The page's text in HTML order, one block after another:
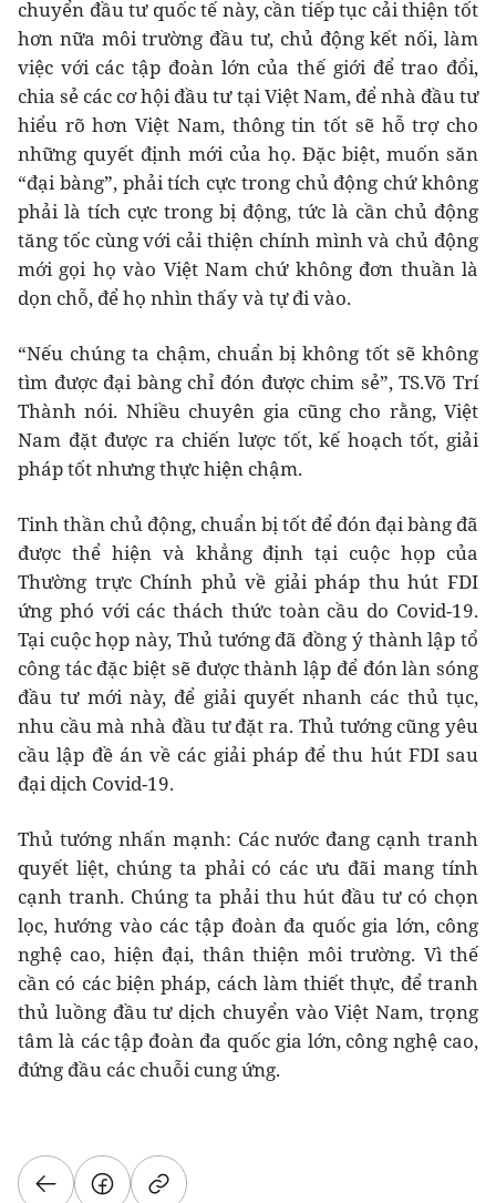
chuyển đầu tư quốc tế này, cần tiếp tục cải thiện tốt
hơn nữa môi trường đầu tư, chủ động kết nối, làm
việc với các tập đoàn lớn của thế giới để trao đổi,
chia sẻ các cơ hội đầu tư tại Việt Nam, để nhà đầu tư
hiểu rõ hơn Việt Nam, thông tin tốt sẽ hỗ trợ cho
những quyết định mới của họ. Đặc biệt, muốn săn
“đại bàng”, phải tích cực trong chủ động chứ không
phải là tích cực trong bị động, tức là cần chủ động
tăng tốc cùng với cải thiện chính mình và chủ động
mới gọi họ vào Việt Nam chứ không đơn thuần là
dọn chỗ, để họ nhìn thấy và tự đi vào.
“Nếu chúng ta chậm, chuẩn bị không tốt sẽ không
tìm được đại bàng chỉ đón được chim sẻ”, TS.Võ Trí
Thành nói. Nhiều chuyên gia cũng cho rằng, Việt
Nam đặt được ra chiến lược tốt, kế hoạch tốt, giải
pháp tốt nhưng thực hiện chậm.
Tinh thần chủ động, chuẩn bị tốt để đón đại bàng đã
được thể hiện và khẳng định tại cuộc họp của
Thường trực Chính phủ về giải pháp thu hút FDI
ứng phó với các thách thức toàn cầu do Covid-19.
Tại cuộc họp này, Thủ tướng đã đồng ý thành lập tổ
công tác đặc biệt sẽ được thành lập để đón làn sóng
đầu tư mới này, để giải quyết nhanh các thủ tục,
nhu cầu mà nhà đầu tư đặt ra. Thủ tướng cũng yêu
cầu lập đề án về các giải pháp để thu hút FDI sau
đại dịch Covid-19.
Thủ tướng nhấn mạnh: Các nước đang cạnh tranh
quyết liệt, chúng ta phải có các ưu đãi mang tính
cạnh tranh. Chúng ta phải thu hút đầu tư có chọn
lọc, hướng vào các tập đoàn đa quốc gia lớn, công
nghệ cao, hiện đại, thân thiện môi trường. Vì thế
cần có các biện pháp, cách làm thiết thực, để tranh
thủ luồng đầu tư dịch chuyển vào Việt Nam, trọng
tâm là các tập đoàn đa quốc gia lớn, công nghệ cao,
đứng đầu các chuỗi cung ứng.